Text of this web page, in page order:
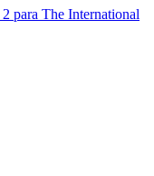
para The International